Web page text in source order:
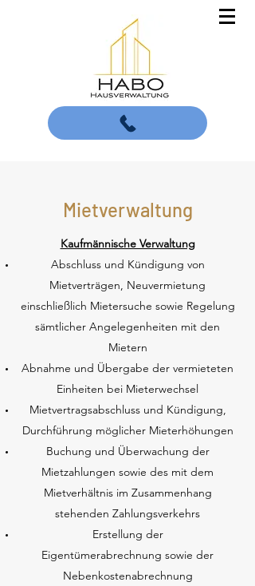
Mietverwaltung
Kaufmännische Verwaltung
Abschluss und Kündigung von
Mietverträgen, Neuvermietung
einschließlich Mietersuche sowie Regelung
sämtlicher Angelegenheiten mit den
Mietern
Abnahme und Übergabe der vermieteten
Einheiten bei Mieterwechsel
Mietvertragsabschluss und Kündigung,
Durchführung möglicher Mieterhöhungen
Buchung und Überwachung der
Mietzahlungen sowie des mit dem
Mietverhältnis im Zusammenhang
stehenden Zahlungsverkehrs
Erstellung der
Eigentümerabrechnung sowie der
Nebenkostenabrechnung